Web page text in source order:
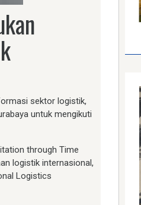
sektor logistik,
untuk mengikuti
through Time
logistik internasional,
Logistics